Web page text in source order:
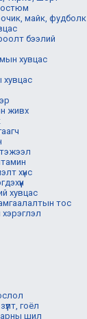
майк, фудболк
бээлий
хувцас
хувцас
живх
тэжээл
хүнс
хувцас
тос
гоёл
шил